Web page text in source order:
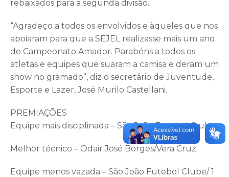
rebaixados para a segunda divisão.
“Agradeço a todos os envolvidos e àqueles que nos
apoiaram para que a SEJEL realizasse mais um ano
de Campeonato Amador. Parabéns a todos os
atletas e equipes que suaram a camisa e deram um
show no gramado”, diz o secretário de Juventude,
Esporte e Lazer, José Murilo Castellani.
PREMIAÇÕES
Equipe mais disciplinada – São João Futebol Clube
Melhor técnico – Odair José Borges/Vera Cruz
Equipe menos vazada – São João Futebol Clube/ 1